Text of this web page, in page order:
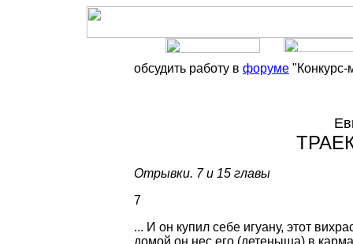
обсудить работу в форуме
Отрывки. 7 и 15 главы
7
... И он купил себе игуану, этот
домой он нес его (детеныша) в